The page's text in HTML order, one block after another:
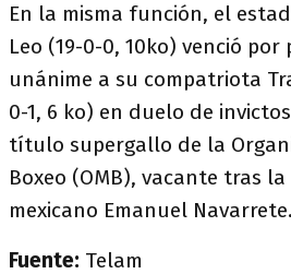
En la misma función, el
Leo (19-0-0, 10ko) venció
unánime a su compatriota
0-1, 6 ko) en duelo de
título supergallo de la
Boxeo (OMB), vacante tras
mexicano Emanuel Navarrete.
Fuente: Telam